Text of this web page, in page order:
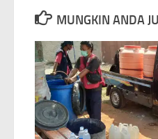
MUNGKIN ANDA